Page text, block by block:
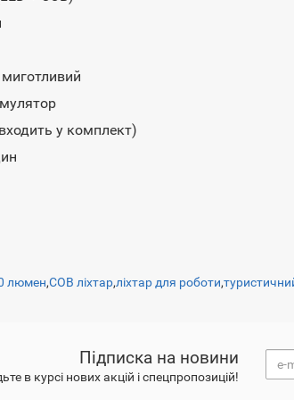
у комплект)
люмен,COB ліхтар,ліхтар для роботи,
Підписка на новини
в курсі нових акцій і спецпропозицій!